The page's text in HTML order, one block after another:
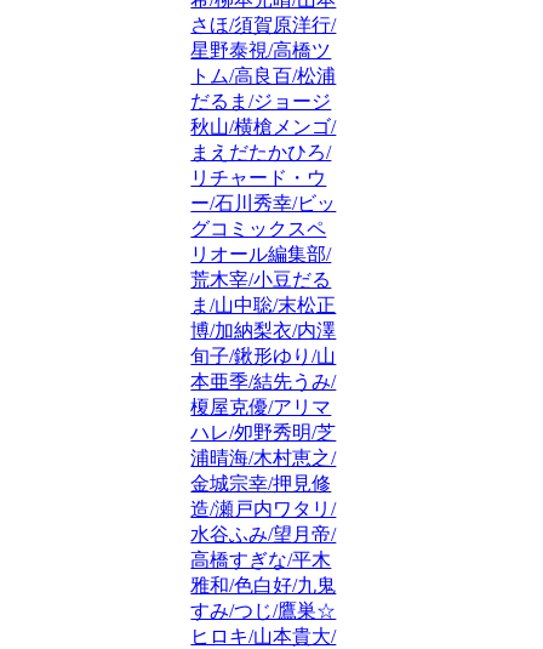
さほ/須賀原洋行/
星野泰視/高橋ツ
トム/高良百/松浦
だるま/ジョージ
秋山/横槍メンゴ/
まえだたかひろ/
リチャード・ウ
ー/石川秀幸/ビッ
グコミックスペ
リオール編集部/
荒木宰/小豆だる
ま/山中聡/末松正
博/加納梨衣/内澤
旬子/鍬形ゆり/山
本亜季/結先うみ/
榎屋克優/アリマ
ハレ/夘野秀明/芝
浦晴海/木村恵之/
金城宗幸/押見修
造/瀬戸内ワタリ/
水谷ふみ/望月帝/
高橋すぎな/平木
雅和/色白好/九鬼
すみ/つじ/鷹巣☆
ヒロキ/山本貴大/